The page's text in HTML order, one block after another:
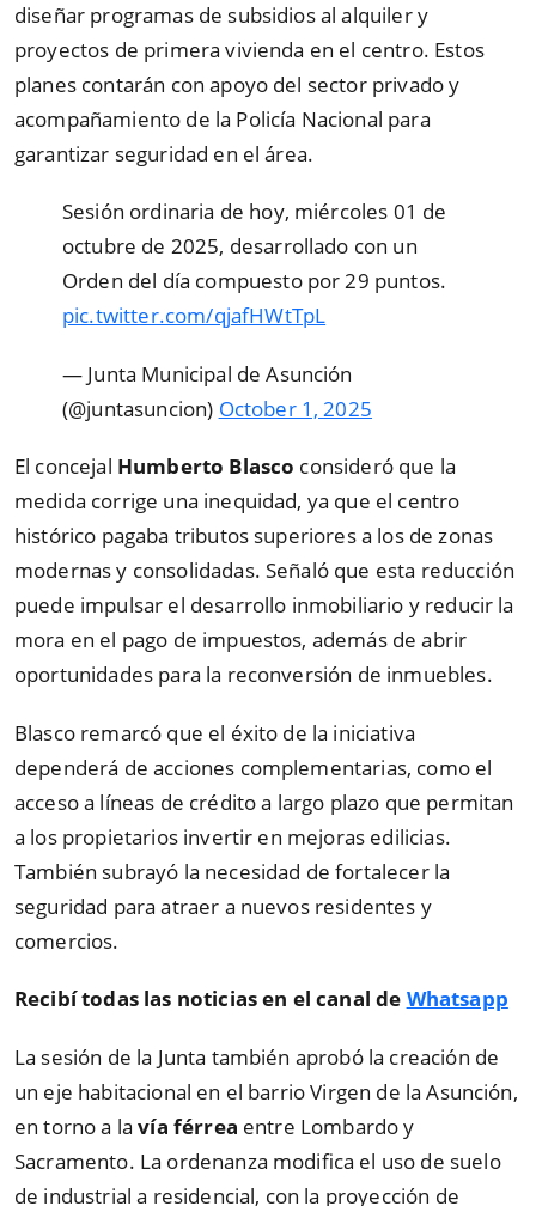
diseñar programas de subsidios al alquiler y
proyectos de primera vivienda en el centro. Estos
planes contarán con apoyo del sector privado y
acompañamiento de la Policía Nacional para
garantizar seguridad en el área.
Sesión ordinaria de hoy, miércoles 01 de
octubre de 2025, desarrollado con un
Orden del día compuesto por 29 puntos.
pic.twitter.com/qjafHWtTpL
— Junta Municipal de Asunción
(@juntasuncion) October 1, 2025
El concejal Humberto Blasco consideró que la
medida corrige una inequidad, ya que el centro
histórico pagaba tributos superiores a los de zonas
modernas y consolidadas. Señaló que esta reducción
puede impulsar el desarrollo inmobiliario y reducir la
mora en el pago de impuestos, además de abrir
oportunidades para la reconversión de inmuebles.
Blasco remarcó que el éxito de la iniciativa
dependerá de acciones complementarias, como el
acceso a líneas de crédito a largo plazo que permitan
a los propietarios invertir en mejoras edilicias.
También subrayó la necesidad de fortalecer la
seguridad para atraer a nuevos residentes y
comercios.
Recibí todas las noticias en el canal de Whatsapp
La sesión de la Junta también aprobó la creación de
un eje habitacional en el barrio Virgen de la Asunción,
en torno a lavía férrea entre Lombardo y
Sacramento. La ordenanza modifica el uso de suelo
de industrial a residencial, con la proyección de